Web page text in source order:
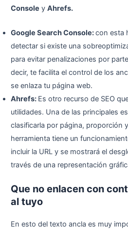
Console yAhrefs.
Google Search Console:con esta
detectar si existe una
para evitar penalizaciones por
decir, te facilita el control de los
se enlaza tu página web.
Ahrefs: Es otro recurso de SEO
utilidades. Una de las principales
clasificarla por página, proporción
herramienta tiene un
incluir la URL y se mostrará el
través de una representación
Que no enlacen con
al tuyo
En esto del texto ancla es muy